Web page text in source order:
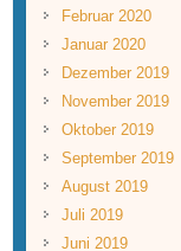
Februar 2020
Januar 2020
Dezember 2019
November 2019
Oktober 2019
September 2019
August 2019
Juli 2019
Juni 2019